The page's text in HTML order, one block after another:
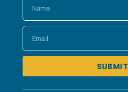
SUBMIT